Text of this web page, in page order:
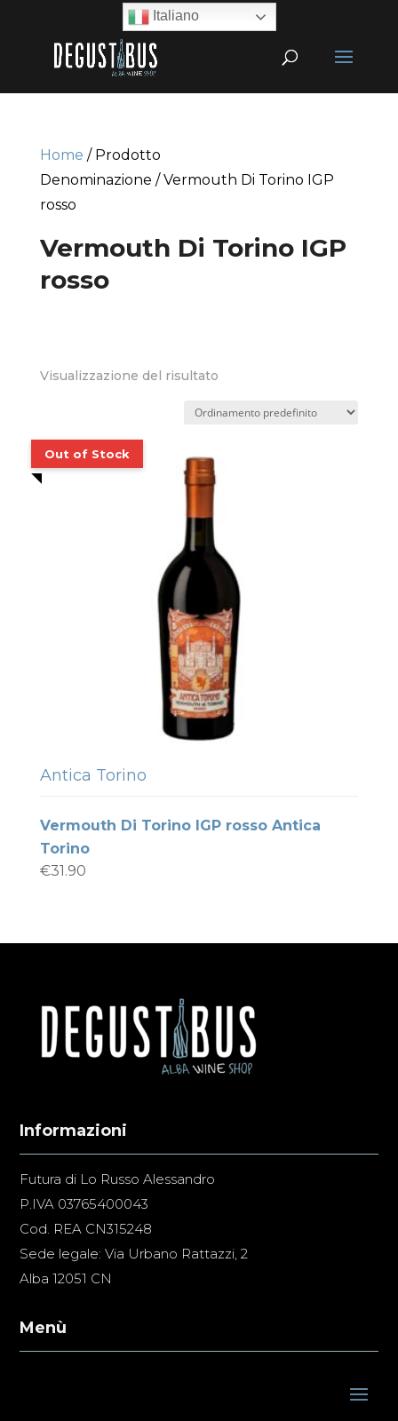
Home / Prodotto
Denominazione / Vermouth Di Torino IGP
rosso
Vermouth Di Torino IGP
rosso
Visualizzazione del risultato
Antica Torino
Vermouth Di Torino IGP rosso Antica
Torino
€31.90
Informazioni
Futura di Lo Russo Alessandro
P.IVA 03765400043
Cod. REA CN315248
Sede legale: Via Urbano Rattazzi, 2
Alba 12051 CN
Menù
Italiano